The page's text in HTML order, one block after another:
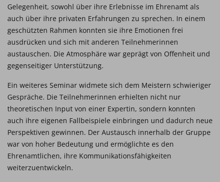
Gelegenheit, sowohl über ihre Erlebnisse im Ehrenamt als
auch über ihre privaten Erfahrungen zu sprechen. In einem
geschützten Rahmen konnten sie ihre Emotionen frei
ausdrücken und sich mit anderen Teilnehmerinnen
austauschen. Die Atmosphäre war geprägt von Offenheit und
gegenseitiger Unterstützung.
Ein weiteres Seminar widmete sich dem Meistern schwieriger
Gespräche. Die Teilnehmerinnen erhielten nicht nur
theoretischen Input von einer Expertin, sondern konnten
auch ihre eigenen Fallbeispiele einbringen und dadurch neue
Perspektiven gewinnen. Der Austausch innerhalb der Gruppe
war von hoher Bedeutung und ermöglichte es den
Ehrenamtlichen, ihre Kommunikationsfähigkeiten
weiterzuentwickeln.